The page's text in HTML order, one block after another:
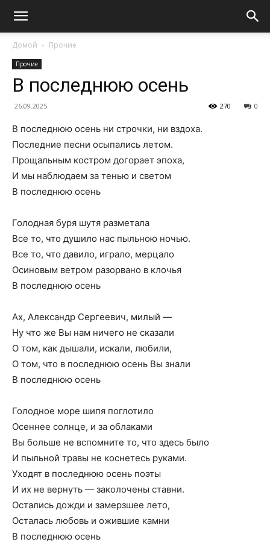
Домой Прочие
Прочие
В последнюю осень
26.09.2025 0
270
В последнюю осень ни строчки, ни вздоха.
Последние песни осыпались летом.
Прощальным костром догорает эпоха,
И мы наблюдаем за тенью и светом
В последнюю осень
Голодная буря шутя разметала
Все то, что душило нас пыльною ночью.
Все то, что давило, играло, мерцало
Осиновым ветром разорвано в клочья
В последнюю осень
Ах, Александр Сергеевич, милый —
Ну что же Вы нам ничего не сказали
О том, как дышали, искали, любили,
О том, что в последнюю осень Вы знали
В последнюю осень
Голодное море шипя поглотило
Осеннее солнце, и за облаками
Вы больше не вспомните то, что здесь было
И пыльной травы не коснетесь руками.
Уходят в последнюю осень поэты
И их не вернуть — заколочены ставни.
Остались дожди и замерзшее лето,
Осталась любовь и ожившие камни
В последнюю осень